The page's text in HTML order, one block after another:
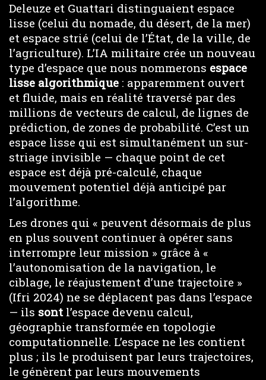
Deleuze et Guattari distinguaient espace
lisse (celui du nomade, du désert, de la mer)
et espace strié (celui de l’État, de la ville, de
l’agriculture). L’IA militaire crée un nouveau
type d’espace que nous nommerons espace
lisse algorithmique : apparemment ouvert
et fluide, mais en réalité traversé par des
millions de vecteurs de calcul, de lignes de
prédiction, de zones de probabilité. C’est un
espace lisse qui est simultanément un sur-
striage invisible — chaque point de cet
espace est déjà pré-calculé, chaque
mouvement potentiel déjà anticipé par
l’algorithme.
Les drones qui « peuvent désormais de plus
en plus souvent continuer à opérer sans
interrompre leur mission » grâce à «
l’autonomisation de la navigation, le
ciblage, le réajustement d’une trajectoire »
(Ifri 2024) ne se déplacent pas dans l’espace
— ils sontl’espace devenu calcul,
géographie transformée en topologie
computationnelle. L’espace ne les contient
plus ; ils le produisent par leurs trajectoires,
le génèrent par leurs mouvements